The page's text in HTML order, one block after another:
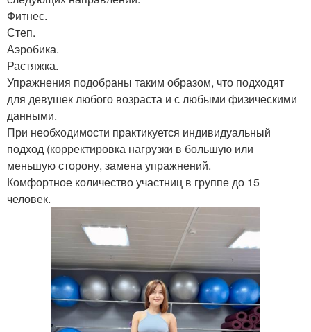
Фитнес.
Степ.
Аэробика.
Растяжка.
Упражнения подобраны таким образом, что подходят
для девушек любого возраста и с любыми физическими
данными.
При необходимости практикуется индивидуальный
подход (корректировка нагрузки в большую или
меньшую сторону, замена упражнений.
Комфортное количество участниц в группе до 15
человек.